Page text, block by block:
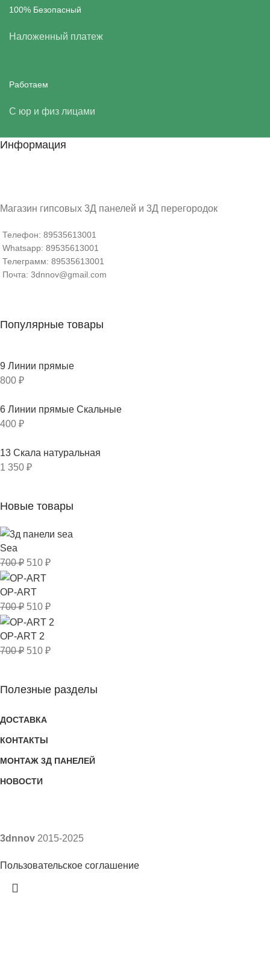
100% Безопасный
Наложенный платеж
Работаем
С юр и физ лицами
Информация
Магазин гипсовых 3Д панелей и 3Д перегородок
Телефон: 89535613001
Whatsapp: 89535613001
Телеграмм: 89535613001
Почта: 3dnnov@gmail.com
Популярные товары
9 Линии прямые
800 ₽
6 Линии прямые Скальные
400 ₽
13 Скала натуральная
1 350 ₽
Новые товары
Sea
700₽ 510 ₽
OP-ART
700₽ 510 ₽
OP-ART 2
700₽ 510 ₽
Полезные разделы
ДОСТАВКА
КОНТАКТЫ
МОНТАЖ 3Д ПАНЕЛЕЙ
НОВОСТИ
3dnnov 2015-2025
Пользовательское соглашение